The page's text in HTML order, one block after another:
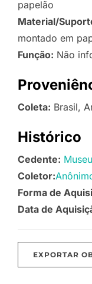
papelão
Material/
montado em
Função: Não
Coleta: Brasil,
Histórico
Cedente:
Coletor:
Forma de
Data de
EXPORTAR